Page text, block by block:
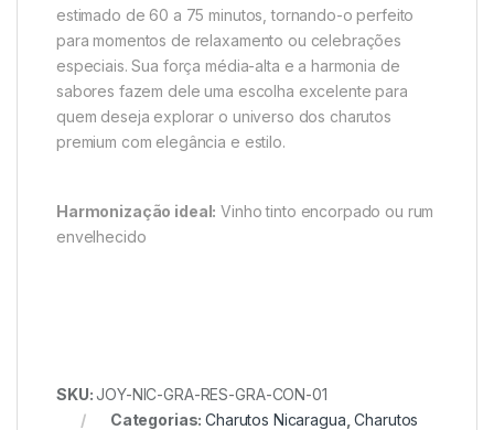
estimado de 60 a 75 minutos, tornando-o perfeito
para momentos de relaxamento ou celebrações
especiais. Sua força média-alta e a harmonia de
sabores fazem dele uma escolha excelente para
quem deseja explorar o universo dos charutos
premium com elegância e estilo.
Harmonização ideal: Vinho tinto encorpado ou rum
envelhecido
SKU:JOY-NIC-GRA-RES-GRA-CON-01
Categorias:Charutos Nicaragua ,Charutos